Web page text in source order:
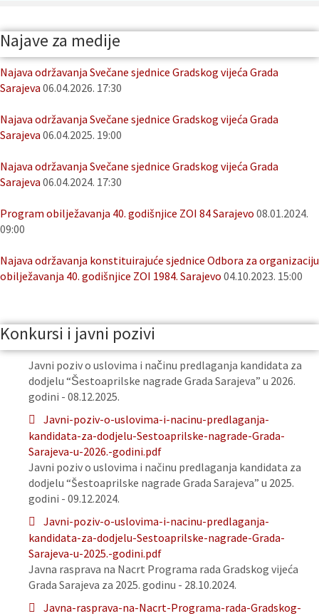
Najave za medije
Najava održavanja Svečane sjednice Gradskog vijeća Grada
Sarajeva 06.04.2026. 17:30
Najava održavanja Svečane sjednice Gradskog vijeća Grada
Sarajeva 06.04.2025. 19:00
Najava održavanja Svečane sjednice Gradskog vijeća Grada
Sarajeva 06.04.2024. 17:30
Program obilježavanja 40. godišnjice ZOI 84 Sarajevo 08.01.2024.
09:00
Najava održavanja konstituirajuće sjednice Odbora za organizaciju
obilježavanja 40. godišnjice ZOI 1984. Sarajevo 04.10.2023. 15:00
Konkursi i javni pozivi
Javni poziv o uslovima i načinu predlaganja kandidata za
dodjelu “Šestoaprilske nagrade Grada Sarajeva” u 2026.
godini - 08.12.2025.
Javni-poziv-o-uslovima-i-nacinu-predlaganja-
kandidata-za-dodjelu-Sestoaprilske-nagrade-Grada-
Sarajeva-u-2026.-godini.pdf
Javni poziv o uslovima i načinu predlaganja kandidata za
dodjelu “Šestoaprilske nagrade Grada Sarajeva” u 2025.
godini - 09.12.2024.
Javni-poziv-o-uslovima-i-nacinu-predlaganja-
kandidata-za-dodjelu-Sestoaprilske-nagrade-Grada-
Sarajeva-u-2025.-godini.pdf
Javna rasprava na Nacrt Programa rada Gradskog vijeća
Grada Sarajeva za 2025. godinu - 28.10.2024.
Javna-rasprava-na-Nacrt-Programa-rada-Gradskog-